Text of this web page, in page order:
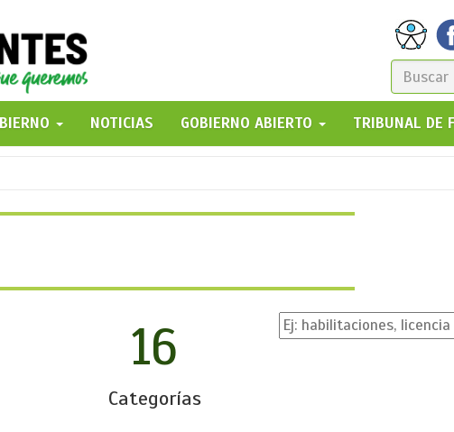
DE
GO!
NOTICIAS GOBIERNO ABIERTO TRIBUNAL DE
16
Categorías